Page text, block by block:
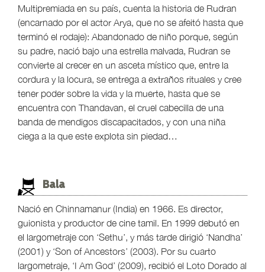
Multipremiada en su país, cuenta la historia de Rudran
(encarnado por el actor Arya, que no se afeitó hasta que
terminó el rodaje): Abandonado de niño porque, según
su padre, nació bajo una estrella malvada, Rudran se
convierte al crecer en un asceta místico que, entre la
cordura y la locura, se entrega a extraños rituales y cree
tener poder sobre la vida y la muerte, hasta que se
encuentra con Thandavan, el cruel cabecilla de una
banda de mendigos discapacitados, y con una niña
ciega a la que este explota sin piedad…
Bala
Nació en Chinnamanur (India) en 1966. Es director,
guionista y productor de cine tamil. En 1999 debutó en
el largometraje con ‘Sethu’, y más tarde dirigió ‘Nandha’
(2001) y ‘Son of Ancestors’ (2003). Por su cuarto
largometraje, ‘I Am God’ (2009), recibió el Loto Dorado al